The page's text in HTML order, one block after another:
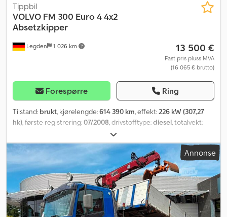
Legden 1 026 km
Tippbil
VOLVO FM 300 Euro 4 4x2
Absetzkipper
13 500 €
Fast pris pluss MVA
(16 065 € brutto)
Forespørre Ring
Tilstand: brukt, kjørelengde:614 390 km, effekt: 226 kW (307,27
hk) , første registrering:07/2008 , drivstofftype:diesel , totalvekt:
2 aksler
Annonse